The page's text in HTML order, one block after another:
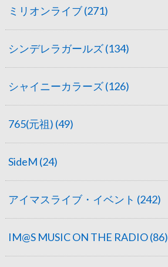
ミリオンライブ(271)
シンデレラガールズ(134)
シャイニーカラーズ(126)
765(元祖) (49)
SideM (24)
アイマスライブ・イベント (242)
IM@S MUSIC ON THE RADIO(86)